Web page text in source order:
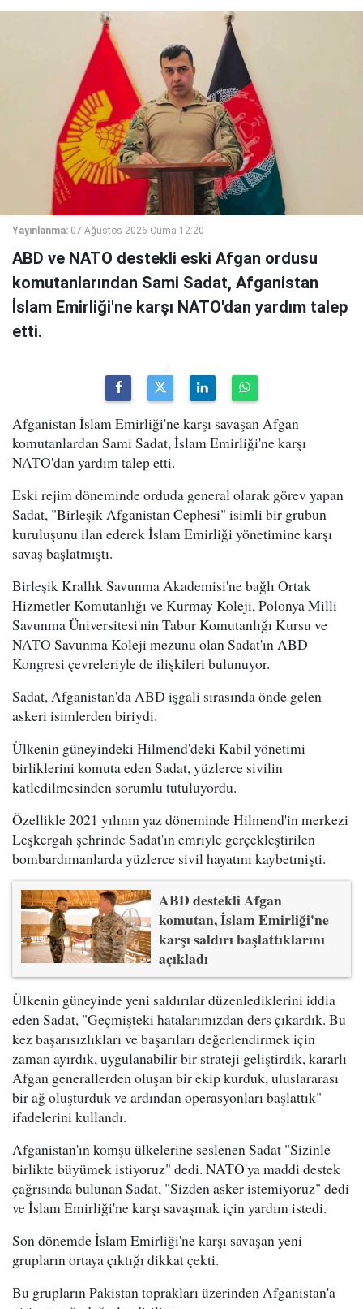
Yayınlanma: 07 Ağustos 2026 Cuma 12:20
ABD ve NATO destekli eski Afgan ordusu
komutanlarından Sami Sadat, Afganistan
İslam Emirliği'ne karşı NATO'dan yardım talep
etti.
Afganistan İslam Emirliği'ne karşı savaşan Afgan
komutanlardan Sami Sadat, İslam Emirliği'ne karşı
NATO'dan yardım talep etti.
Eski rejim döneminde orduda general olarak görev yapan
Sadat, "Birleşik Afganistan Cephesi" isimli bir grubun
kuruluşunu ilan ederek İslam Emirliği yönetimine karşı
savaş başlatmıştı.
Birleşik Krallık Savunma Akademisi'ne bağlı Ortak
Hizmetler Komutanlığı ve Kurmay Koleji, Polonya Milli
Savunma Üniversitesi'nin Tabur Komutanlığı Kursu ve
NATO Savunma Koleji mezunu olan Sadat'ın ABD
Kongresi çevreleriyle de ilişkileri bulunuyor.
Sadat, Afganistan'da ABD işgali sırasında önde gelen
askeri isimlerden biriydi.
Ülkenin güneyindeki Hilmend'deki Kabil yönetimi
birliklerini komuta eden Sadat, yüzlerce sivilin
katledilmesinden sorumlu tutuluyordu.
Özellikle 2021 yılının yaz döneminde Hilmend'in merkezi
Leşkergah şehrinde Sadat'ın emriyle gerçekleştirilen
bombardımanlarda yüzlerce sivil hayatını kaybetmişti.
ABD destekli Afgan
komutan, İslam Emirliği'ne
karşı saldırı başlattıklarını
açıkladı
Ülkenin güneyinde yeni saldırılar düzenlediklerini iddia
eden Sadat, "Geçmişteki hatalarımızdan ders çıkardık. Bu
kez başarısızlıkları ve başarıları değerlendirmek için
zaman ayırdık, uygulanabilir bir strateji geliştirdik, kararlı
Afgan generallerden oluşan bir ekip kurduk, uluslararası
bir ağ oluşturduk ve ardından operasyonları başlattık"
ifadelerini kullandı.
Afganistan'ın komşu ülkelerine seslenen Sadat "Sizinle
birlikte büyümek istiyoruz" dedi. NATO'ya maddi destek
çağrısında bulunan Sadat, "Sizden asker istemiyoruz" dedi
ve İslam Emirliği'ne karşı savaşmak için yardım istedi.
Son dönemde İslam Emirliği'ne karşı savaşan yeni
grupların ortaya çıktığı dikkat çekti.
Bu grupların Pakistan toprakları üzerinden Afganistan'a